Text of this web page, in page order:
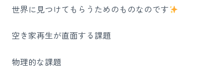
世界に見つけてもらうためのものなのです
空き家再生が直面する課題
物理的な課題